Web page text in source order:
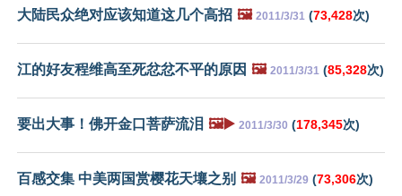
大陆民众绝对应该知道这几个高招 🖼️ 2011/3/31 (73,428次)
江的好友程维高至死忿忿不平的原因 🖼️ 2011/3/31 (85,328次)
要出大事！佛开金口菩萨流泪 🖼️▶️ 2011/3/30 (178,345次)
百感交集 中美两国赏樱花天壤之别 🖼️ 2011/3/29 (73,306次)